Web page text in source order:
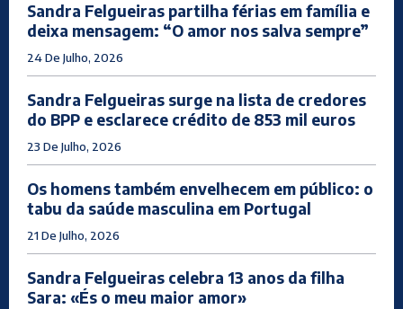
Sandra Felgueiras partilha férias em família e
deixa mensagem: “O amor nos salva sempre”
24 De Julho, 2026
Sandra Felgueiras surge na lista de credores
do BPP e esclarece crédito de 853 mil euros
23 De Julho, 2026
Os homens também envelhecem em público: o
tabu da saúde masculina em Portugal
21 De Julho, 2026
Sandra Felgueiras celebra 13 anos da filha
Sara: «És o meu maior amor»